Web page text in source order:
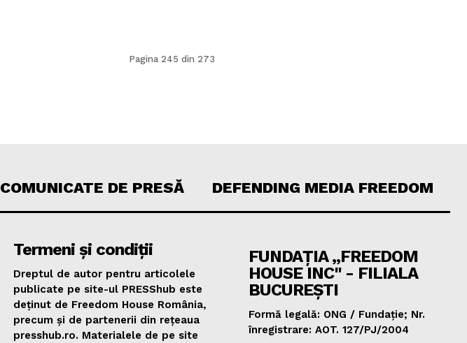
Pagina 245 din 273
COMUNICATE DE PRESĂ DEFENDING MEDIA FREEDOM
Termeni și condiții
Dreptul de autor pentru articolele
publicate pe site-ul PRESShub este
deținut de Freedom House România,
precum și de partenerii din rețeaua
presshub.ro. Materialele de pe site
FUNDAȚIA „FREEDOM
HOUSE INC" - FILIALA
BUCUREȘTI
Formă legală: ONG / Fundație; Nr.
înregistrare: AOT. 127/PJ/2004